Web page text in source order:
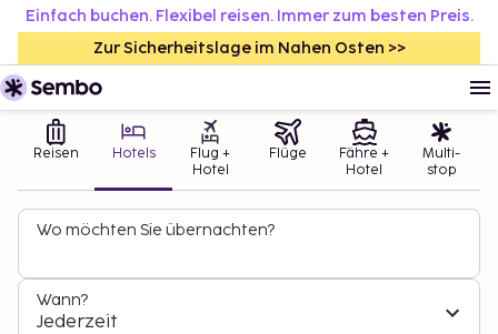
Einfach buchen. Flexibel reisen. Immer zum besten Preis.
Zur Sicherheitslage im Nahen Osten >>
Reisen Hotels
Flug +
Hotel
Flüge
Fähre +
Hotel
Multi-
stop
Wo möchten Sie übernachten?
Wann?
Jederzeit